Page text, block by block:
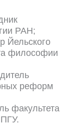
РАН;
Йельского
философии
реформ
факультета